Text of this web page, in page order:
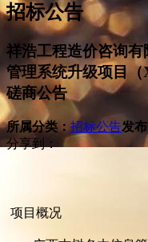
招标公告
祥浩工程造价咨询
管理系统升级项目
磋商公告
所属分类： 招标公告发
分享到：
项目概况